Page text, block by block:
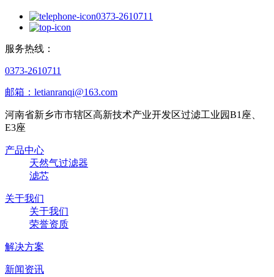
0373-2610711
服务热线：
0373-2610711
邮箱：letianranqi@163.com
河南省新乡市市辖区高新技术产业开发区过滤工业园B1座、
E3座
产品中心
天然气过滤器
滤芯
关于我们
关于我们
荣誉资质
解决方案
新闻资讯